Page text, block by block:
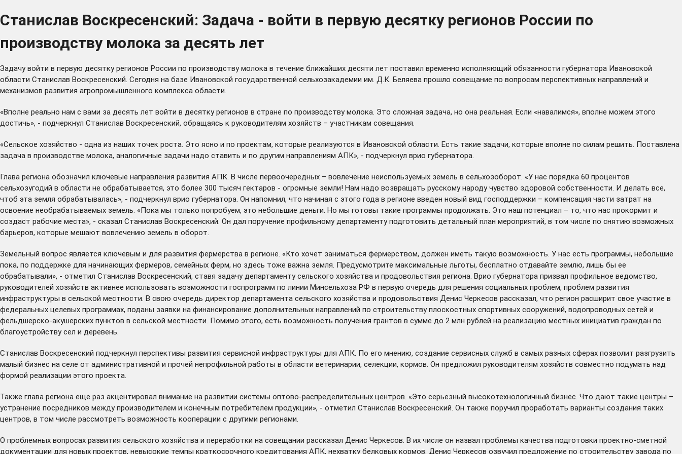
Станислав Воскресенский: Задача - войти в первую десятку регионов России по
производству молока за десять лет
Задачу войти в первую десятку регионов России по производству молока в течение ближайших десяти лет поставил временно исполняющий обязанности губернатора Ивановской
области Станислав Воскресенский. Сегодня на базе Ивановской государственной сельхозакадемии им. Д.К. Беляева прошло совещание по вопросам перспективных направлений и
механизмов развития агропромышленного комплекса области.
«Вполне реально нам с вами за десять лет войти в десятку регионов в стране по производству молока. Это сложная задача, но она реальная. Если «навалимся», вполне можем этого
достичь», - подчеркнул Станислав Воскресенский, обращаясь к руководителям хозяйств – участникам совещания.
«Сельское хозяйство - одна из наших точек роста. Это ясно и по проектам, которые реализуются в Ивановской области. Есть такие задачи, которые вполне по силам решить. Поставлена
задача в производстве молока, аналогичные задачи надо ставить и по другим направлениям АПК», - подчеркнул врио губернатора.
Глава региона обозначил ключевые направления развития АПК. В числе первоочередных – вовлечение неиспользуемых земель в сельхозоборот. «У нас порядка 60 процентов
сельхозугодий в области не обрабатывается, это более 300 тысяч гектаров - огромные земли! Нам надо возвращать русскому народу чувство здоровой собственности. И делать все,
чтоб эта земля обрабатывалась», - подчеркнул врио губернатора. Он напомнил, что начиная с этого года в регионе введен новый вид господдержки – компенсация части затрат на
освоение необрабатываемых земель. «Пока мы только попробуем, это небольшие деньги. Но мы готовы такие программы продолжать. Это наш потенциал – то, что нас прокормит и
создаст рабочие места», - сказал Станислав Воскресенский. Он дал поручение профильному департаменту подготовить детальный план мероприятий, в том числе по снятию возможных
барьеров, которые мешают вовлечению земель в оборот.
Земельный вопрос является ключевым и для развития фермерства в регионе. «Кто хочет заниматься фермерством, должен иметь такую возможность. У нас есть программы, небольшие
пока, по поддержке для начинающих фермеров, семейных ферм, но здесь тоже важна земля. Предусмотрите максимальные льготы, бесплатно отдавайте землю, лишь бы ее
обрабатывали», - отметил Станислав Воскресенский, ставя задачу департаменту сельского хозяйства и продовольствия региона. Врио губернатора призвал профильное ведомство,
руководителей хозяйств активнее использовать возможности госпрограмм по линии Минсельхоза РФ в первую очередь для решения социальных проблем, проблем развития
инфраструктуры в сельской местности. В свою очередь директор департамента сельского хозяйства и продовольствия Денис Черкесов рассказал, что регион расширит свое участие в
федеральных целевых программах, поданы заявки на финансирование дополнительных направлений по строительству плоскостных спортивных сооружений, водопроводных сетей и
фельдшерско-акушерских пунктов в сельской местности. Помимо этого, есть возможность получения грантов в сумме до 2 млн рублей на реализацию местных инициатив граждан по
благоустройству сел и деревень.
Станислав Воскресенский подчеркнул перспективы развития сервисной инфраструктуры для АПК. По его мнению, создание сервисных служб в самых разных сферах позволит разгрузить
малый бизнес на селе от административной и прочей непрофильной работы в области ветеринарии, селекции, кормов. Он предложил руководителям хозяйств совместно подумать над
формой реализации этого проекта.
Также глава региона еще раз акцентировал внимание на развитии системы оптово-распределительных центров. «Это серьезный высокотехнологичный бизнес. Что дают такие центры –
устранение посредников между производителем и конечным потребителем продукции», - отметил Станислав Воскресенский. Он также поручил проработать варианты создания таких
центров, в том числе рассмотреть возможность кооперации с другими регионами.
О проблемных вопросах развития сельского хозяйства и переработки на совещании рассказал Денис Черкесов. В их числе он назвал проблемы качества подготовки проектно-сметной
документации для новых проектов, невысокие темпы краткосрочного кредитования АПК, нехватку белковых кормов. Денис Черкесов озвучил предложение по строительству завода по